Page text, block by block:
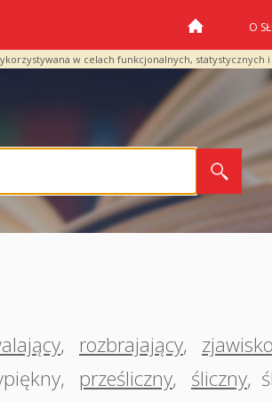
w celach funkcjonalnych,
O
, rozbrajający,
, prześliczny, śliczny,